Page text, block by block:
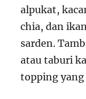
alpukat,
chia, dan
sarden.
atau taburi
topping